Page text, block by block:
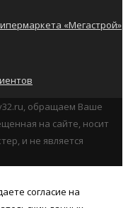
«Мегастрой»
обращаем Ваше
на сайте, носит
и не является
согласие на